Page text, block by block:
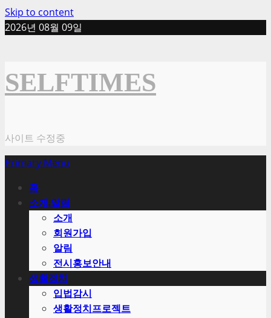
Skip to content
2026년 08월 09일
SELFTIMES
사이트 수정중
Primary Menu
홈
소개.알림
소개
회원가입
알림
전시홍보안내
생활정치
입법감시
생활정치프로젝트